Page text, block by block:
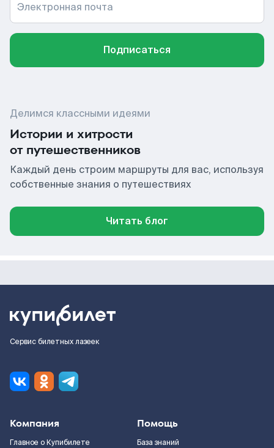
Электронная почта
Подписаться
Делимся классными идеями
Истории и хитрости
от путешественников
Каждый день строим маршруты для вас, используя
собственные знания о путешествиях
Читать блог
Сервис билетных лазеек
Компания
Главное о Купибилете
Помощь
База знаний